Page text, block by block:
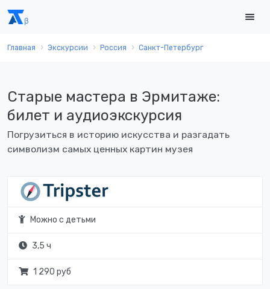
Главная Экскурсии Россия Санкт-Петербург
Старые мастера в Эрмитаже:
билет и аудиоэкскурсия
Погрузиться в историю искусства и разгадать
символизм самых ценных картин музея
Можно с детьми
3,5 ч
1 290 руб